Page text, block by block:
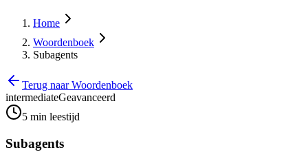
Home
Woordenboek
Subagents
Terug naar Woordenboek
intermediateGeavanceerd
5 min leestijd
Subagents